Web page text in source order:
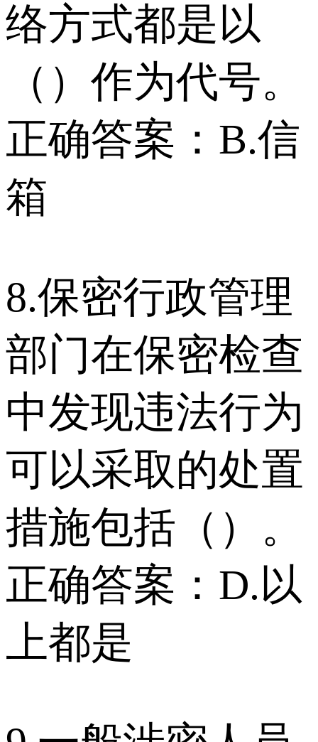
络方式都是以
（）作为代号。
正确答案：B.信
箱
8.保密行政管理
部门在保密检查
中发现违法行为
可以采取的处置
措施包括（）。
正确答案：D.以
上都是